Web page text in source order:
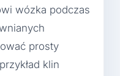
wózka podczas
prosty
klin